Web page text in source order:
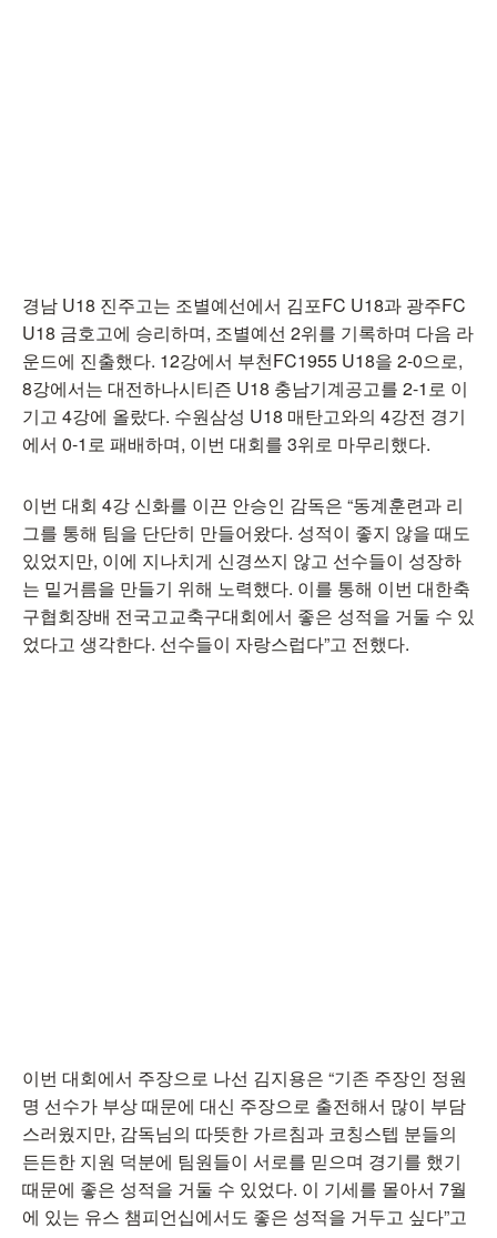
경남 U18 진주고는 조별예선에서 김포FC U18과 광주FC
U18 금호고에 승리하며, 조별예선 2위를 기록하며 다음 라
운드에 진출했다. 12강에서 부천FC1955 U18을 2-0으로,
8강에서는 대전하나시티즌 U18 충남기계공고를 2-1로 이
기고 4강에 올랐다. 수원삼성 U18 매탄고와의 4강전 경기
에서 0-1로 패배하며, 이번 대회를 3위로 마무리했다.
이번 대회 4강 신화를 이끈 안승인 감독은 “동계훈련과 리
그를 통해 팀을 단단히 만들어왔다. 성적이 좋지 않을 때도
있었지만, 이에 지나치게 신경쓰지 않고 선수들이 성장하
는 밑거름을 만들기 위해 노력했다. 이를 통해 이번 대한축
구협회장배 전국고교축구대회에서 좋은 성적을 거둘 수 있
었다고 생각한다. 선수들이 자랑스럽다”고 전했다.
이번 대회에서 주장으로 나선 김지용은 “기존 주장인 정원
명 선수가 부상 때문에 대신 주장으로 출전해서 많이 부담
스러웠지만, 감독님의 따뜻한 가르침과 코칭스텝 분들의
든든한 지원 덕분에 팀원들이 서로를 믿으며 경기를 했기
때문에 좋은 성적을 거둘 수 있었다. 이 기세를 몰아서 7월
에 있는 유스 챔피언십에서도 좋은 성적을 거두고 싶다”고